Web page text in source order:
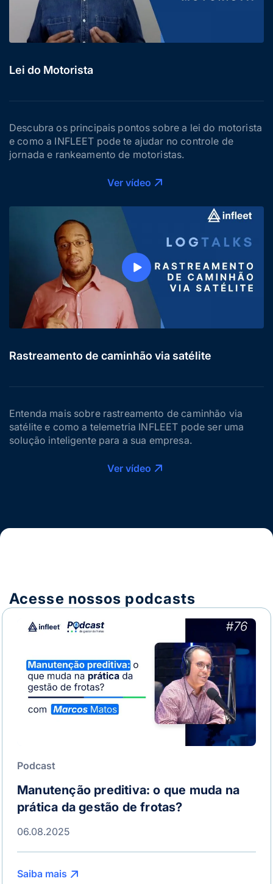
Lei do Motorista
Descubra os principais pontos sobre a lei do motorista
e como a INFLEET pode te ajudar no controle de
jornada e rankeamento de motoristas.
Ver vídeo
Rastreamento de caminhão via satélite
Entenda mais sobre rastreamento de caminhão via
satélite e como a telemetria INFLEET pode ser uma
solução inteligente para a sua empresa.
Ver vídeo
Acesse nossos podcasts
Podcast
Manutenção preditiva: o que muda na
prática da gestão de frotas?
06.08.2025
Saiba mais